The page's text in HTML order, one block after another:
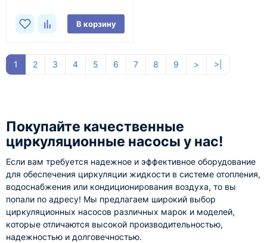
В корзину
1 2 3 4 5 6 7 8 9 > >|
Покупайте качественные
циркуляционные насосы у нас!
Если вам требуется надежное и эффективное оборудование
для обеспечения циркуляции жидкости в системе отопления,
водоснабжения или кондиционирования воздуха, то вы
попали по адресу! Мы предлагаем широкий выбор
циркуляционных насосов различных марок и моделей,
которые отличаются высокой производительностью,
надежностью и долговечностью.